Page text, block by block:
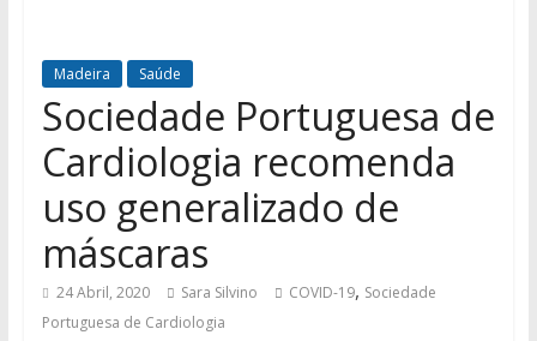
Madeira Saúde
Sociedade Portuguesa de
Cardiologia recomenda
uso generalizado de
máscaras
24 Abril, 2020 Sara Silvino COVID-19, Sociedade
Portuguesa de Cardiologia